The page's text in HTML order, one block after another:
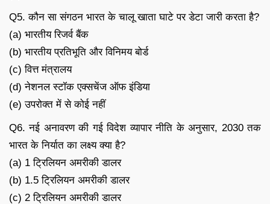
Q5. कौन सा संगठन भारत के चालू खाता घाटे पर डेटा जारी करता है?
(a) भारतीय रिजर्व बैंक
(b) भारतीय प्रतिभूति और विनिमय बोर्ड
(c) वित्त मंत्रालय
(d) नेशनल स्टॉक एक्सचेंज ऑफ इंडिया
(e) उपरोक्त में से कोई नहीं
Q6. नई अनावरण की गई विदेश व्यापार नीति के अनुसार, 2030 तक
भारत के निर्यात का लक्ष्य क्या है?
(a) 1 ट्रिलियन अमरीकी डालर
(b) 1.5 ट्रिलियन अमरीकी डालर
(c) 2 ट्रिलियन अमरीकी डालर